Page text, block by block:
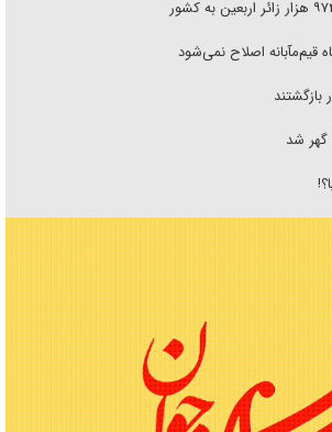
قیم‌مآبانه اصلاح نمی‌شود
گهر شد